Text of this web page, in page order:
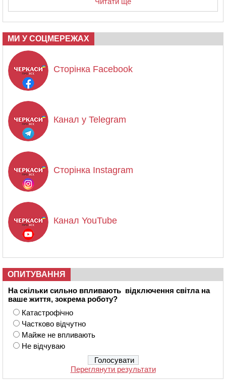
МИ У СОЦМЕРЕЖАХ
Сторінка Facebook
Канал у Telegram
Сторінка Instagram
Канал YouTube
ОПИТУВАННЯ
На скільки сильно впливають відключення світла на
ваше життя, зокрема роботу?
Катастрофічно
Частково відчутно
Майже не впливають
Не відчуваю
Переглянути результати